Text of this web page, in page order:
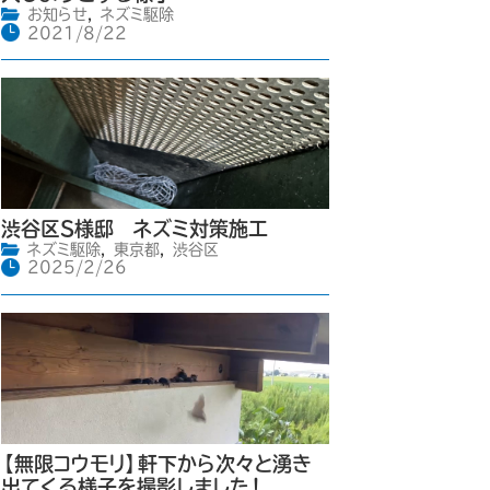
お知らせ,
ネズミ駆除
2021/8/22
渋谷区S様邸 ネズミ対策施工
ネズミ駆除, 東京都,
渋谷区
2025/2/26
【無限コウモリ】軒下から次々と湧き